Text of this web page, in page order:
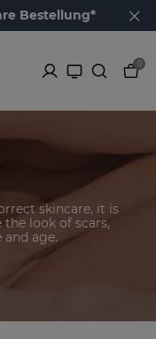
Bestellung*
0
skincare, it is
look of scars,
age.